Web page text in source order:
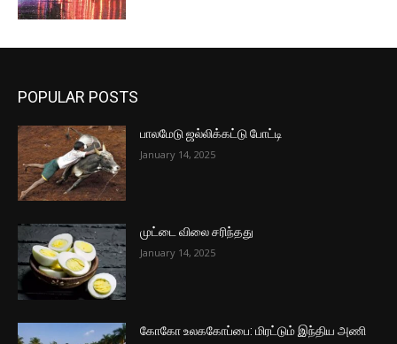
POPULAR POSTS
பாலமேடு ஜல்லிக்கட்டு போட்டி
January 14, 2025
முட்டை விலை சரிந்தது
January 14, 2025
கோகோ உலககோப்பை: மிரட்டும் இந்திய அணி